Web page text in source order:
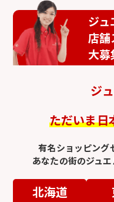
ジュ
店舗
大募
ジ
ただいま日
有名ショッピング
あなたの街のジュ
北海道